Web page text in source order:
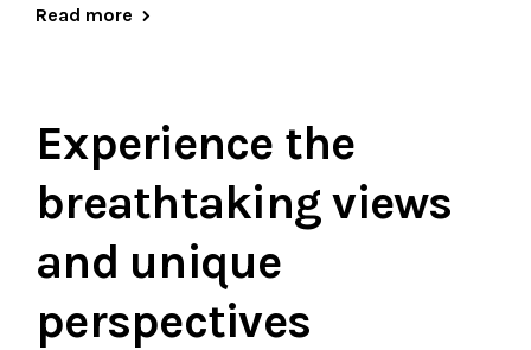
Read more
Experience the
breathtaking views
and unique
perspectives